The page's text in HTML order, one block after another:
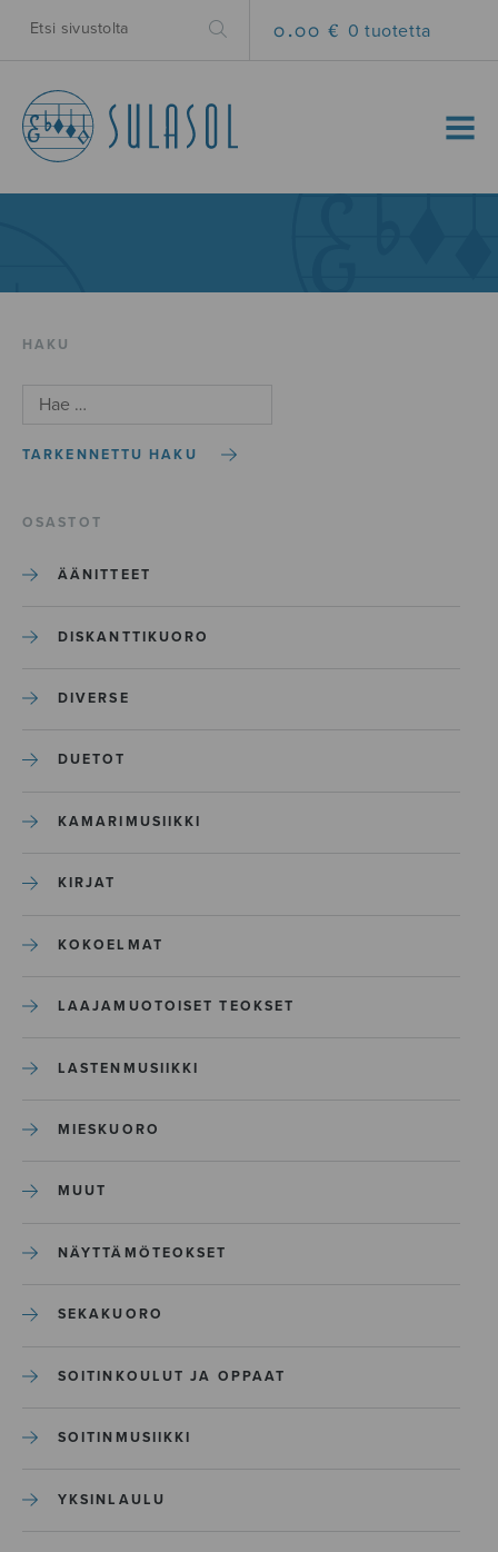
0.00 € 0 tuotetta
MENU
HAKU
TARKENNETTU HAKU
OSASTOT
ÄÄNITTEET
DISKANTTIKUORO
DIVERSE
DUETOT
KAMARIMUSIIKKI
KIRJAT
KOKOELMAT
LAAJAMUOTOISET TEOKSET
LASTENMUSIIKKI
MIESKUORO
MUUT
NÄYTTÄMÖTEOKSET
SEKAKUORO
SOITINKOULUT JA OPPAAT
SOITINMUSIIKKI
YKSINLAULU